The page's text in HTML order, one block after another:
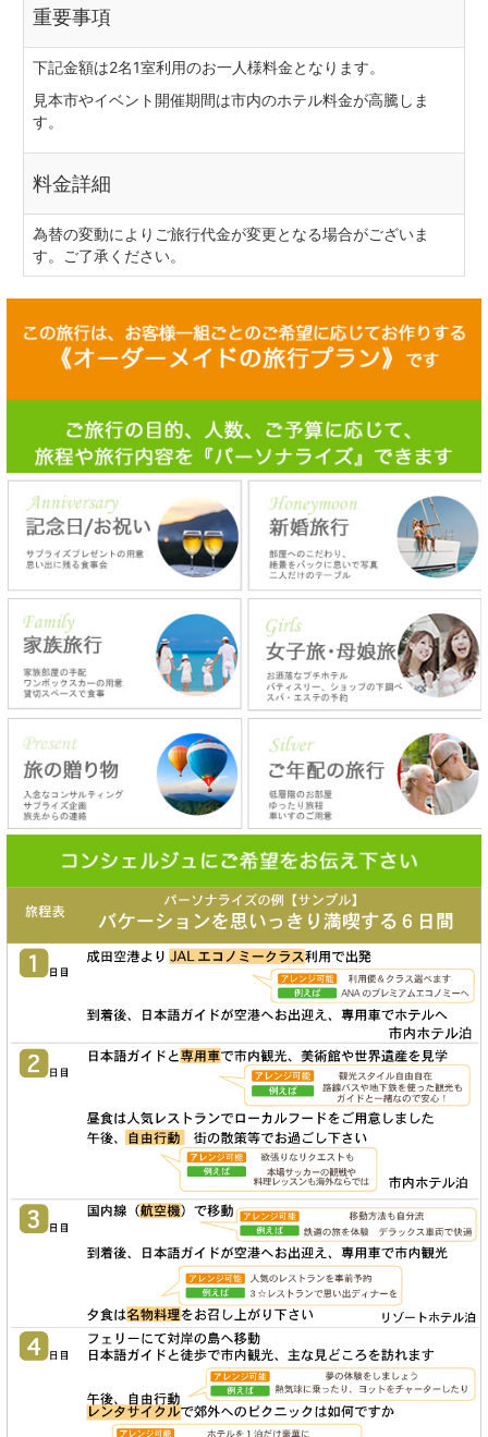
重要事項
下記金額は2名1室利用のお一人様料金となります。
見本市やイベント開催期間は市内のホテル料金が高騰しま
す。
料金詳細
為替の変動によりご旅行代金が変更となる場合がございま
す。ご了承ください。